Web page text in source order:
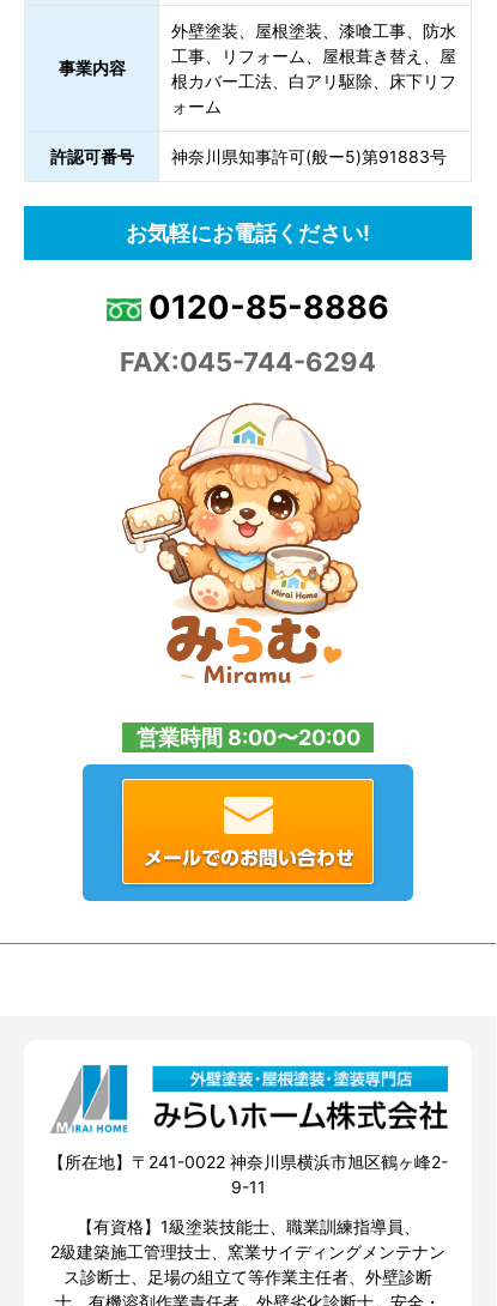
事業内容
外壁塗装、屋根塗装、漆喰工事、防水
工事、リフォーム、屋根葺き替え、屋
根カバー工法、白アリ駆除、床下リフ
ォーム
許認可番号 神奈川県知事許可(般ー5)第91883号
お気軽にお電話ください!
0120-85-8886
FAX:045-744-6294
営業時間 8:00〜20:00
【所在地】〒241-0022 神奈川県横浜市旭区鶴ヶ峰2-
9-11
【有資格】1級塗装技能士、職業訓練指導員、
2級建築施工管理技士、窯業サイディングメンテナン
ス診断士、足場の組立て等作業主任者、外壁診断
士、有機溶剤作業責任者、外壁劣化診断士、安全・